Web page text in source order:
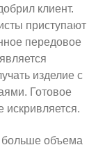
клиент.
приступают
передовое
изделие с
Готовое
искривляется.
больше объема